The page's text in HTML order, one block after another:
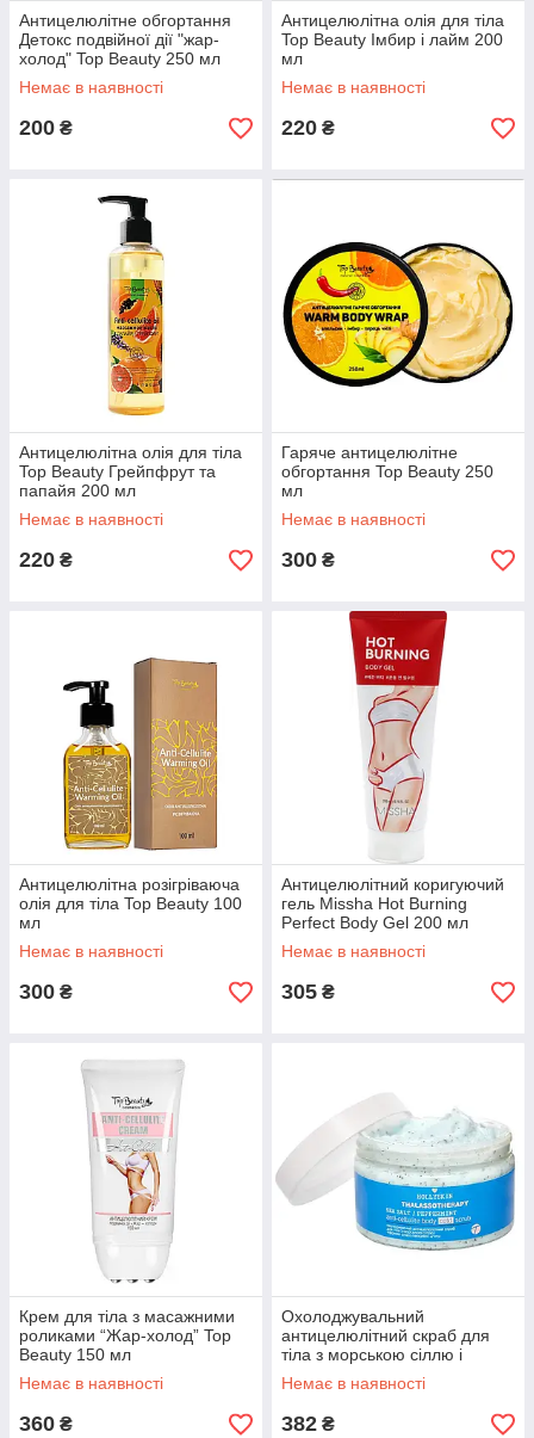
Антицелюлітне обгортання
Детокс подвійної дії "жар-
холод" Top Beauty 250 мл
Немає в наявності
200 ₴
Антицелюлітна олія для тіла
Top Beauty Імбир і лайм 200
мл
Немає в наявності
220 ₴
Антицелюлітна олія для тіла
Top Beauty Грейпфрут та
папайя 200 мл
Немає в наявності
220 ₴
Гаряче антицелюлітне
обгортання Top Beauty 250
мл
Немає в наявності
300 ₴
Антицелюлітна розігріваюча
олія для тіла Top Beauty 100
мл
Немає в наявності
300 ₴
Антицелюлітний коригуючий
гель Missha Hot Burning
Perfect Body Gel 200 мл
Немає в наявності
305 ₴
Крем для тіла з масажними
роликами “Жар-холод” Top
Beauty 150 мл
Немає в наявності
360 ₴
Охолоджувальний
антицелюлітний скраб для
тіла з морською сіллю і
ефірною олією перцевої
м'яти Thalassotherapy
Немає в наявності
382 ₴